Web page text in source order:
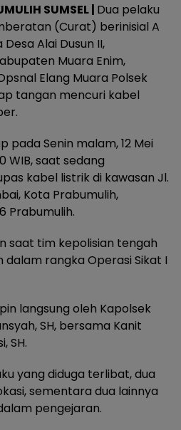
SUMSEL | Dua pelaku
(Curat) berinisial A
Alai Dusun II,
Muara Enim,
Elang Muara Polsek
tangan mencuri kabel
pada Senin malam, 12 Mei
WIB, saat sedang
kabel listrik di kawasan Jl.
Kota Prabumulih,
Prabumulih.
saat tim kepolisian tengah
rangka Operasi Sikat I
langsung oleh Kapolsek
SH, bersama Kanit
SH.
yang diduga terlibat, dua
sementara dua lainnya
pengejaran.